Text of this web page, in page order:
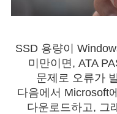
SSD 용량이
미만이면, ATA
문제로 오류가
다음에서 Microsoft
다운로드하고, 그